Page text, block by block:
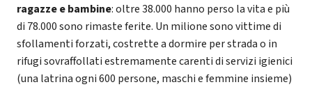
ragazze e bambine: oltre 38.000 hanno perso la vita e più
di 78.000 sono rimaste ferite. Un milione sono vittime di
sfollamenti forzati, costrette a dormire per strada o in
rifugi sovraffollati estremamente carenti di servizi igienici
(una latrina ogni 600 persone, maschi e femmine insieme)